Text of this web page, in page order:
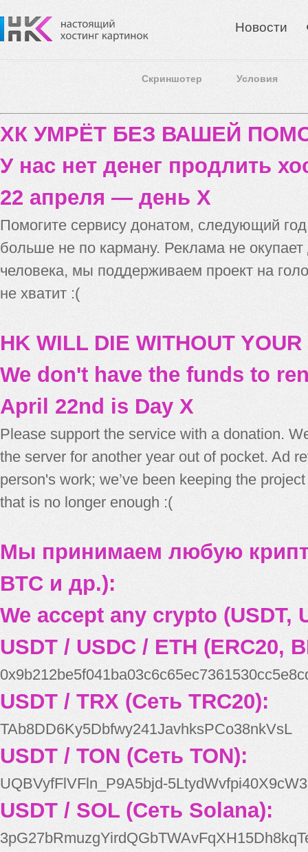
Новости
Скриншотер Условия
ХК УМРЁТ БЕЗ ВАШЕЙ
У нас нет денег продлить
22 апреля — день X
Помогите сервису донатом, следующий
больше не по карману. Реклама не
человека, мы поддерживаем проект на
не хватит :(
HK WILL DIE WITHOUT
We don't have the funds to
April 22nd is Day X
Please support the service with a donation.
the server for another year out of pocket. Ad
person's work; we’ve been keeping the
that is no longer enough :(
Мы принимаем любую
BTC и др.):
We accept any crypto (USDT,
USDT / USDC / ETH (ERC20,
USDT / TRX (Сеть TRC20):
TAb8DD6Ky5Dbfwy241JavhksPCo38nkVsL
USDT / TON (Сеть TON):
UQBVyfFlVFln_P9A5bjd-
USDT / SOL (Сеть Solana):